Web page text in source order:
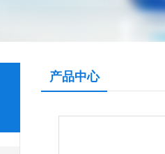
产品中心